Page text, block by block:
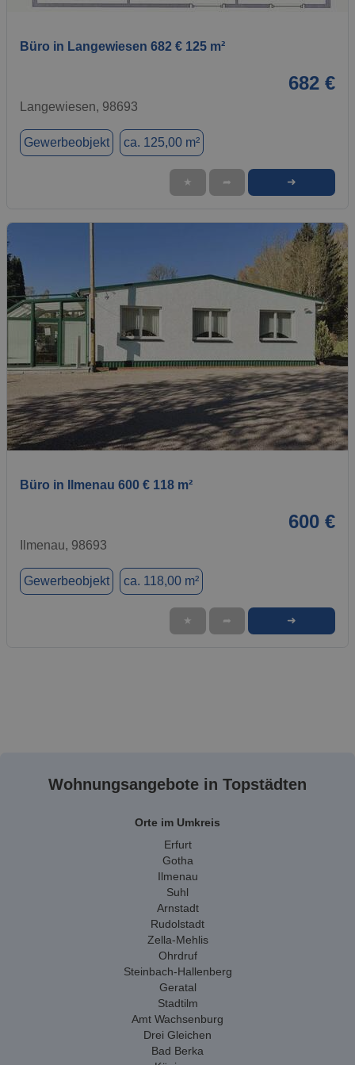
Büro in Langewiesen 682 € 125 m²
682 €
Langewiesen, 98693
Gewerbeobjekt ca. 125,00 m²
★ ➦ ➜
1 / 1
Büro in Ilmenau 600 € 118 m²
600 €
Ilmenau, 98693
Gewerbeobjekt ca. 118,00 m²
★ ➦ ➜
Wohnungsangebote in Topstädten
Orte im Umkreis
Erfurt
Gotha
Ilmenau
Suhl
Arnstadt
Rudolstadt
Zella-Mehlis
Ohrdruf
Steinbach-Hallenberg
Geratal
Stadtilm
Amt Wachsenburg
Drei Gleichen
Bad Berka